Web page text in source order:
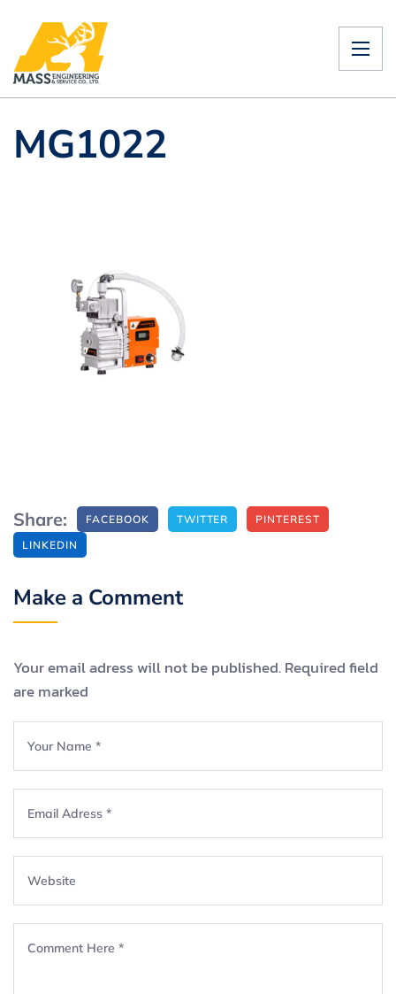
MG1022
Share: FACEBOOK TWITTER
PINTEREST
LINKEDIN
Make a Comment
Your email adress will not be published. Required field
are marked